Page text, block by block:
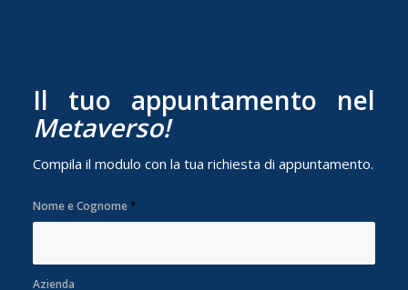
Il tuo appuntamento nel
Metaverso!
Compila il modulo con la tua richiesta di appuntamento.
Nome e Cognome*
Azienda